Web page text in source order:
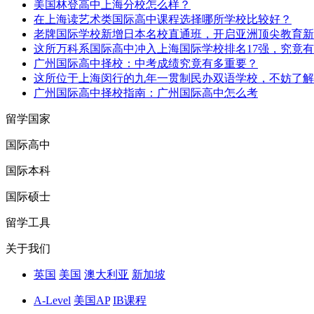
美国林登高中上海分校怎么样？
在上海读艺术类国际高中课程选择哪所学校比较好？
老牌国际学校新增日本名校直通班，开启亚洲顶尖教育
这所万科系国际高中冲入上海国际学校排名17强，究竟
广州国际高中择校：中考成绩究竟有多重要？
这所位于上海闵行的九年一贯制民办双语学校，不妨了
广州国际高中择校指南：广州国际高中怎么考
留学国家
国际高中
国际本科
国际硕士
留学工具
关于我们
英国 美国 澳大利亚 新加坡
A-Level 美国AP IB课程